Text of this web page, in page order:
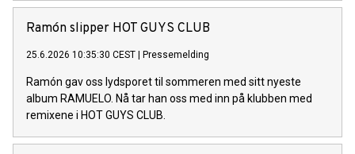
Ramón slipper HOT GUYS CLUB
25.6.2026 10:35:30 CEST Pressemelding
Ramón gav oss lydsporet til sommeren med sitt nyeste
album RAMUELO. Nå tar han oss med inn på klubben med
remixene i HOT GUYS CLUB.